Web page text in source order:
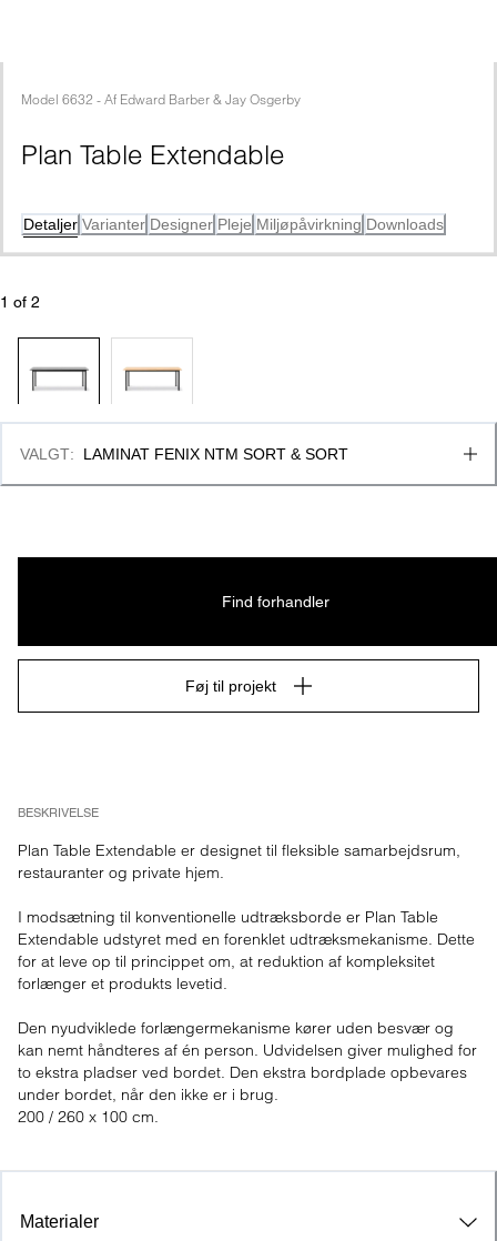
Model 6632 - Af Edward Barber & Jay Osgerby
Plan Table Extendable
Detaljer Varianter Designer Pleje Miljøpåvirkning Downloads
1 of 2
BESKRIVELSE
Plan Table Extendable er designet til fleksible samarbejdsrum,
restauranter og private hjem.
I modsætning til konventionelle udtræksborde er Plan Table
Extendable udstyret med en forenklet udtræksmekanisme. Dette
for at leve op til princippet om, at reduktion af kompleksitet
forlænger et produkts levetid.
Den nyudviklede forlængermekanisme kører uden besvær og
kan nemt håndteres af én person. Udvidelsen giver mulighed for
to ekstra pladser ved bordet. Den ekstra bordplade opbevares
under bordet, når den ikke er i brug.
200 / 260 x 100 cm.
VALGT: LAMINAT FENIX NTM SORT & SORT
Find forhandler
Føj til projekt
Materialer